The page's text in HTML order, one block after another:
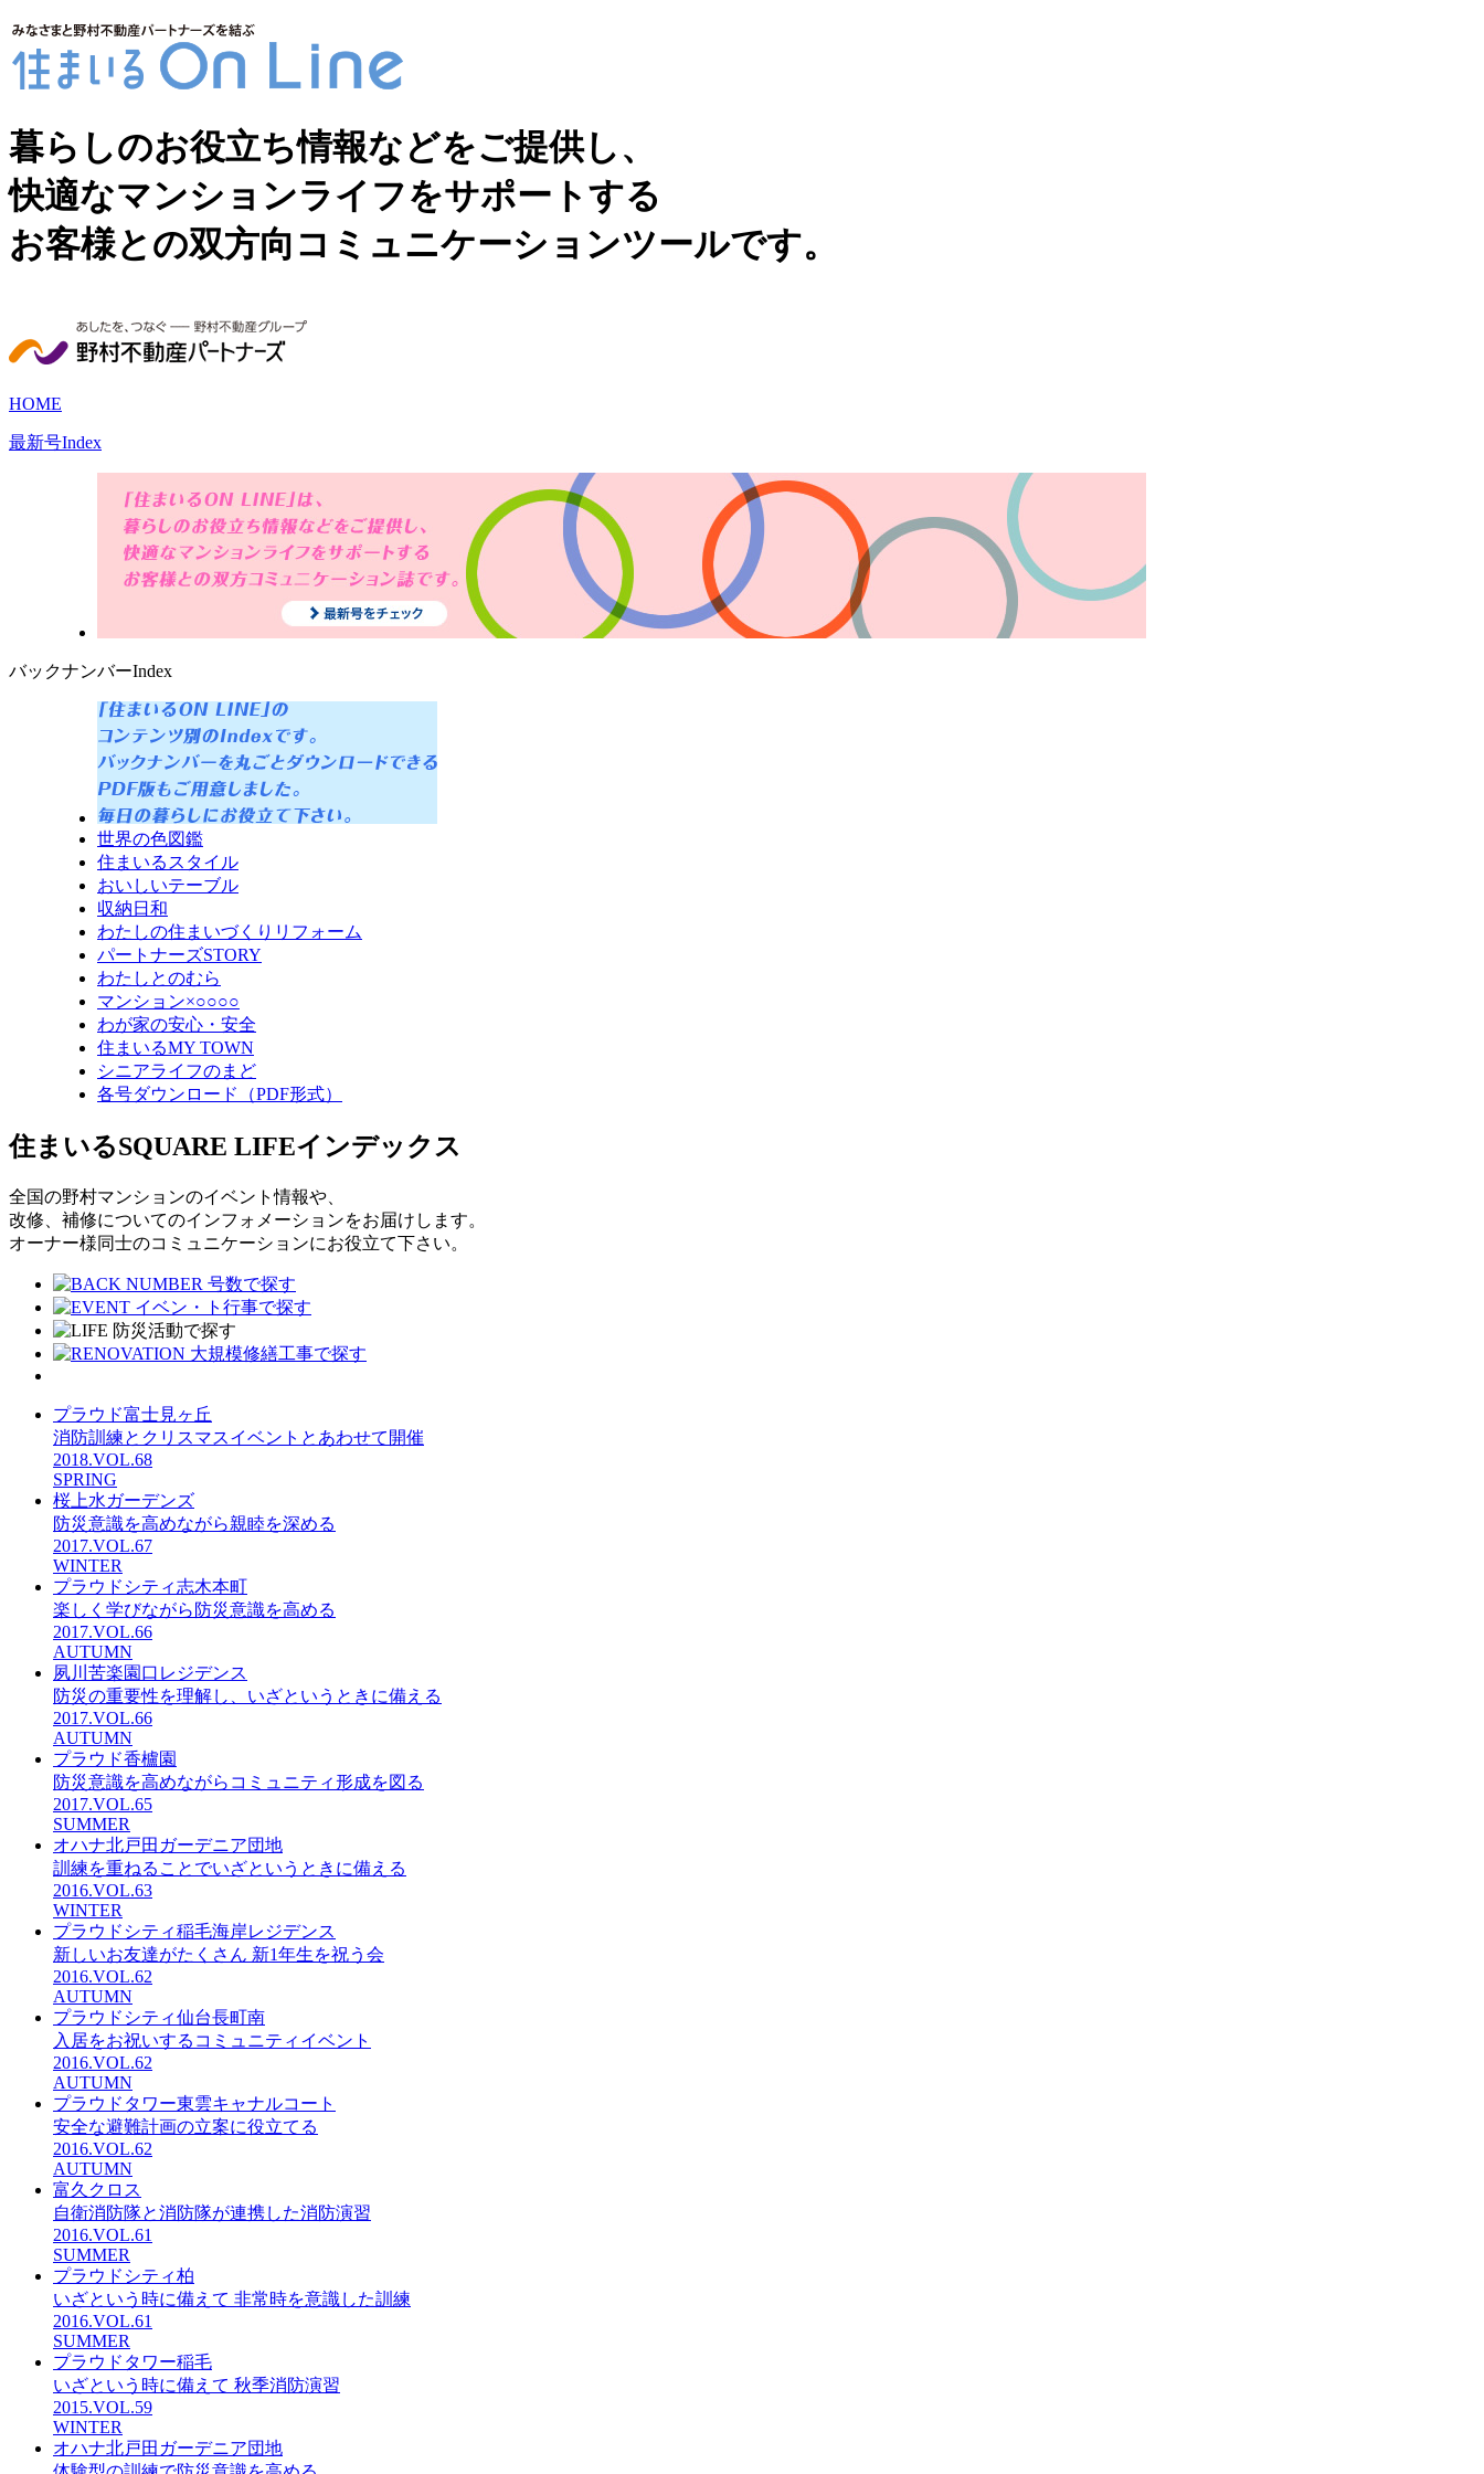
暮らしのお役立ち情報などをご提供し、
快適なマンションライフをサポートする
お客様との双方向コミュニケーションツールです。
HOME
最新号Index
バックナンバーIndex
世界の色図鑑
住まいるスタイル
おいしいテーブル
収納日和
わたしの住まいづくりリフォーム
パートナーズSTORY
わたしとのむら
マンション×○○○○
わが家の安心・安全
住まいるMY TOWN
シニアライフのまど
各号ダウンロード（PDF形式）
住まいるSQUARE LIFEインデックス
全国の野村マンションのイベント情報や、
改修、補修についてのインフォメーションをお届けします。
オーナー様同士のコミュニケーションにお役立て下さい。
プラウド富士見ヶ丘
消防訓練とクリスマスイベントとあわせて開催
2018.VOL.68
SPRING
桜上水ガーデンズ
防災意識を高めながら親睦を深める
2017.VOL.67
WINTER
プラウドシティ志木本町
楽しく学びながら防災意識を高める
2017.VOL.66
AUTUMN
夙川苦楽園口レジデンス
防災の重要性を理解し、いざというときに備える
2017.VOL.66
AUTUMN
プラウド香櫨園
防災意識を高めながらコミュニティ形成を図る
2017.VOL.65
SUMMER
オハナ北戸田ガーデニア団地
訓練を重ねることでいざというときに備える
2016.VOL.63
WINTER
プラウドシティ稲毛海岸レジデンス
新しいお友達がたくさん 新1年生を祝う会
2016.VOL.62
AUTUMN
プラウドシティ仙台長町南
入居をお祝いするコミュニティイベント
2016.VOL.62
AUTUMN
プラウドタワー東雲キャナルコート
安全な避難計画の立案に役立てる
2016.VOL.62
AUTUMN
富久クロス
自衛消防隊と消防隊が連携した消防演習
2016.VOL.61
SUMMER
プラウドシティ柏
いざという時に備えて 非常時を意識した訓練
2016.VOL.61
SUMMER
プラウドタワー稲毛
いざという時に備えて 秋季消防演習
2015.VOL.59
WINTER
オハナ北戸田ガーデニア団地